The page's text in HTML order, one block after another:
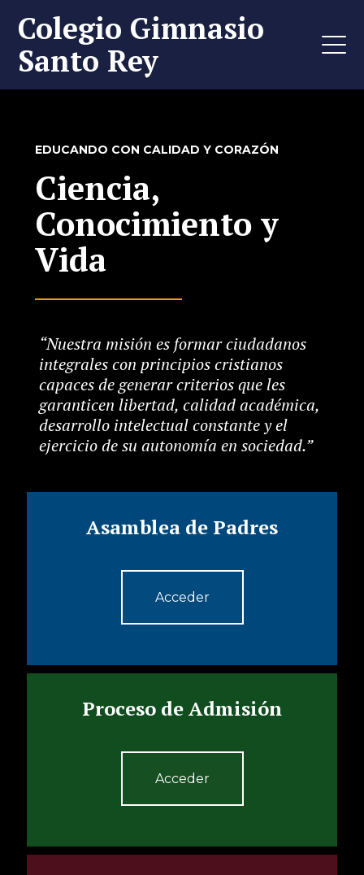
Colegio Gimnasio
Santo Rey
EDUCANDO CON CALIDAD Y CORAZÓN
Ciencia,
Conocimiento y
Vida
“Nuestra misión es formar ciudadanos
integrales con principios cristianos
capaces de generar criterios que les
garanticen libertad, calidad académica,
desarrollo intelectual constante y el
ejercicio de su autonomía en sociedad.”
Asamblea de Padres
Acceder
Proceso de Admisión
Acceder